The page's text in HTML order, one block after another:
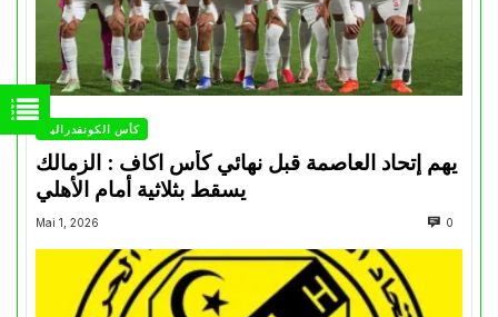
كأس الكونفدرالية
يهم إتحاد العاصمة قبل نهائي كأس اكاف : الزمالك
Mai 1, 2026 0